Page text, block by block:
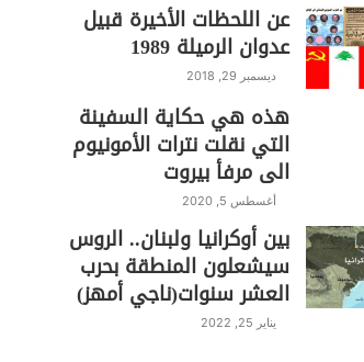
عن اللحظات الأخيرة قبيل
عدوان الرميلة 1989
ديسمبر 29, 2018
هذه هي حكاية السفينة
التي نقلت نترات الأمونيوم
الى مرفأ بيروت
أغسطس 5, 2020
بين أوكرانيا ولبنان.. الروس
سيشعلون المنطقة بحرب
العشر سنوات(ناجي أمهز)
يناير 25, 2022